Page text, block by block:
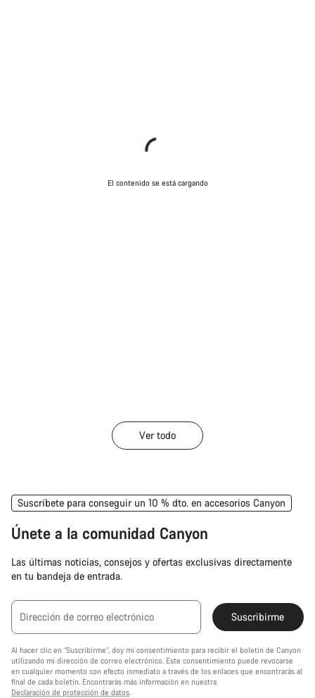
El contenido se está cargando
Ver todo
Suscríbete para conseguir un 10 % dto. en accesorios Canyon
Únete a la comunidad Canyon
Las últimas noticias, consejos y ofertas exclusivas directamente
en tu bandeja de entrada.
Dirección de correo electrónico Suscribirme
Al hacer clic en “Suscribirme”, doy mi consentimiento para recibir el boletín de Canyon
utilizando mi dirección de correo electrónico. Este consentimiento puede revocarse
en cualquier momento con efecto inmediato a través de los enlaces que encontrarás al
final de cada boletín. Encontrarás más información en nuestra
Declaración de protección de datos.